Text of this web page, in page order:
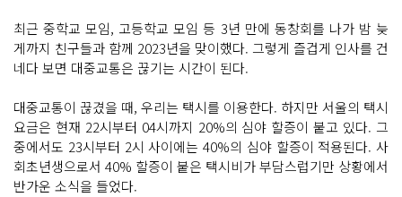
최근 중학교 모임, 고등학교 모임 등 3년 만에 동창회를 나가 밤 늦
게까지 친구들과 함께 2023년을 맞이했다. 그렇게 즐겁게 인사를 건
네다 보면 대중교통은 끊기는 시간이 된다.
대중교통이 끊겼을 때, 우리는 택시를 이용한다. 하지만 서울의 택시
요금은 현재 22시부터 04시까지 20%의 심야 할증이 붙고 있다. 그
중에서도 23시부터 2시 사이에는 40%의 심야 할증이 적용된다. 사
회초년생으로서 40% 할증이 붙은 택시비가 부담스럽기만 상황에서
반가운 소식을 들었다.